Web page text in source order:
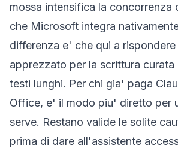
mossa intensifica la concorrenza
che Microsoft integra
differenza e' che qui a
apprezzato per la scrittura curata
testi lunghi. Per chi gia' paga
Office, e' il modo piu' diretto per
serve. Restano valide le solite
prima di dare all'assistente